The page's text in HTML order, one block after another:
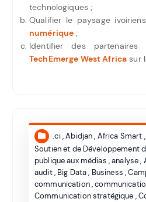
technologiques ;
Qualifier le paysage
numérique ;
Identifier des partenaires
TechEmerge West Africa sur
.ci,Abidjan, Africa Smart ,
Soutien et de Développement
publique aux médias ,analyse,
audit, Big Data, Business ,
communication,
Communication stratégique ,